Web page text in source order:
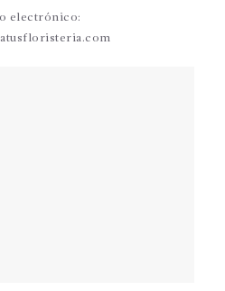
electrónico: